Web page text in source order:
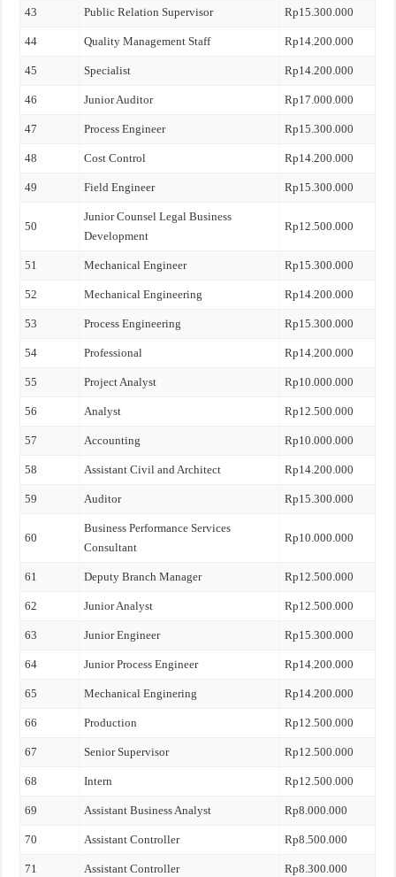
43 Public Relation Supervisor Rp15.300.000
44 Quality Management Staff Rp14.200.000
45 Specialist Rp14.200.000
46 Junior Auditor Rp17.000.000
47 Process Engineer Rp15.300.000
48 Cost Control Rp14.200.000
49 Field Engineer Rp15.300.000
50
Junior Counsel Legal Business
Development
Rp12.500.000
51 Mechanical Engineer Rp15.300.000
52 Mechanical Engineering Rp14.200.000
53 Process Engineering Rp15.300.000
54 Professional Rp14.200.000
55 Project Analyst Rp10.000.000
56 Analyst Rp12.500.000
57 Accounting Rp10.000.000
58 Assistant Civil and Architect Rp14.200.000
59 Auditor Rp15.300.000
60
Business Performance Services
Consultant
Rp10.000.000
61 Deputy Branch Manager Rp12.500.000
62 Junior Analyst Rp12.500.000
63 Junior Engineer Rp15.300.000
64 Junior Process Engineer Rp14.200.000
65 Mechanical Enginering Rp14.200.000
66 Production Rp12.500.000
67 Senior Supervisor Rp12.500.000
68 Intern Rp12.500.000
69 Assistant Business Analyst Rp8.000.000
70 Assistant Controller Rp8.500.000
71 Assistant Controller Rp8.300.000